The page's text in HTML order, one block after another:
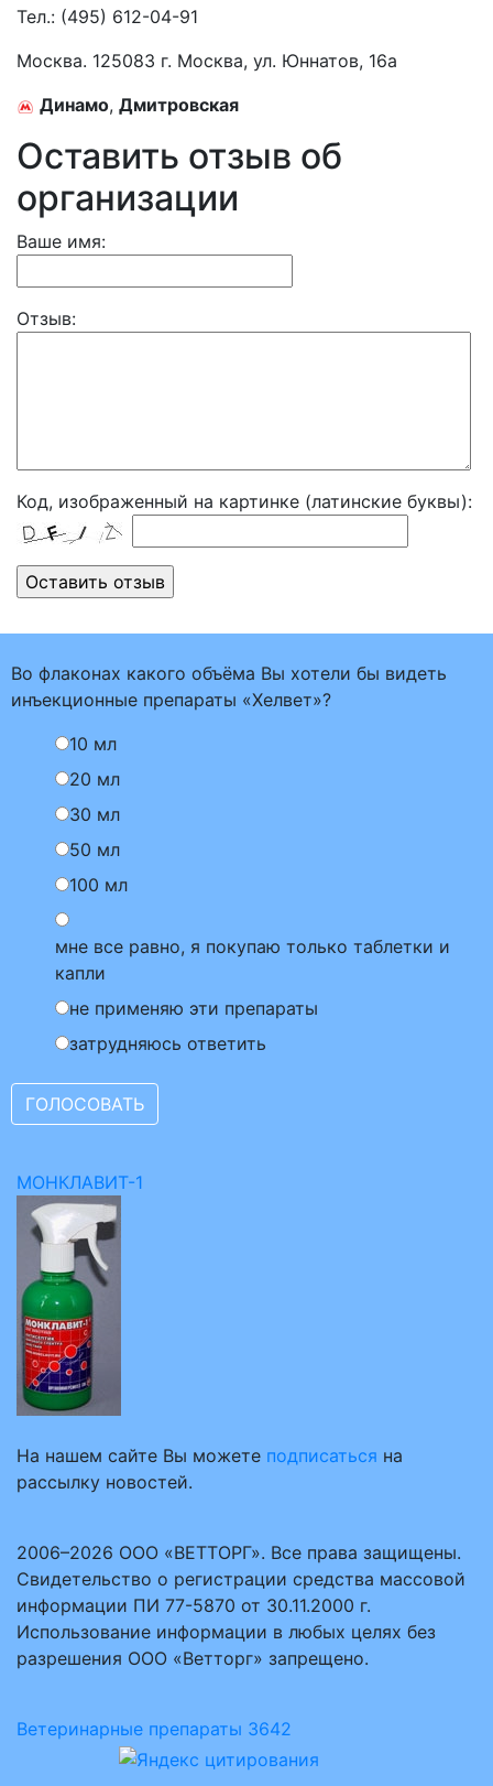
Тел.: (495) 612-04-91
Москва. 125083 г. Москва, ул. Юннатов, 16а
Динамо, Дмитровская
Оставить отзыв об
организации
Ваше имя:
Отзыв:
Код, изображенный на картинке (латинские буквы):
Во флаконах какого объёма Вы хотели бы видеть
инъекционные препараты «Хелвет»?
10 мл
20 мл
30 мл
50 мл
100 мл
мне все равно, я покупаю только таблетки и
капли
не применяю эти препараты
затрудняюсь ответить
МОНКЛАВИТ-1
На нашем сайте Вы можете подписаться на
рассылку новостей.
2006–2026 ООО «ВЕТТОРГ». Все права защищены.
Свидетельство о регистрации средства массовой
информации ПИ 77-5870 от 30.11.2000 г.
Использование информации в любых целях без
разрешения ООО «Ветторг» запрещено.
Ветеринарные препараты 3642